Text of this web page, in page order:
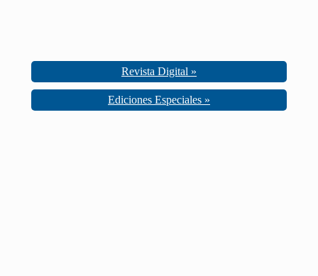
Revista Digital »
Ediciones Especiales »